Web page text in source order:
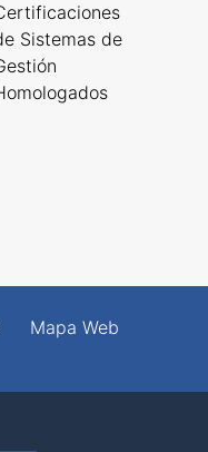
Sistemas de
Mapa Web